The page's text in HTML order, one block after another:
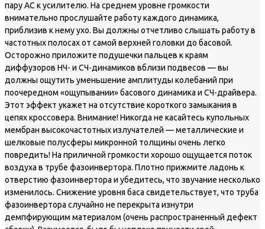
пару АС к усилителю. На среднем уровне громкости
внимательно прослушайте работу каждого динамика,
приблизив к нему ухо. Вы должны отчетливо слышать работу в
частотных полосах от самой верхней головки до басовой.
Осторожно приложите подушечки пальцев к краям
диффузоров НЧ- и СЧ-динамиков вблизи подвесов — вы
должны ощутить уменьшение амплитуды колебаний при
поочередном «ощупывании» басового динамика и СЧ-драйвера.
Этот эффект укажет на отсутствие короткого замыкания в
цепях кроссовера. Внимание! Никогда не касайтесь купольных
мембран высокочастотных излучателей — металлические и
шелковые полусферы микронной толщины очень легко
повредить! На приличной громкости хорошо ощущается поток
воздуха в трубе фазоинвертора. Плотно прижмите ладонь к
отверстию фазоинвертора и убедитесь, что звучание несколько
изменилось. Снижение уровня баса свидетельствует, что труба
фазоинвертора случайно не перекрыта изнутри
демпфирующим материалом (очень распространенный дефект